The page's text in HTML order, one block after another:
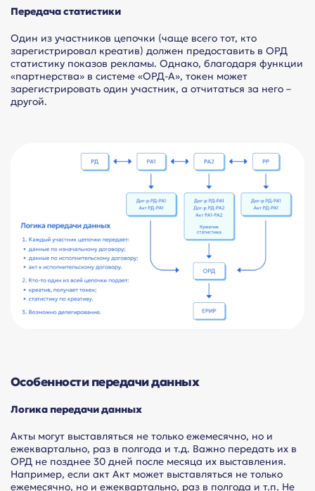
Передача статистики
Один из участников цепочки (чаще всего тот, кто
зарегистрировал креатив) должен предоставить в ОРД
статистику показов рекламы. Однако, благодаря функции
«партнерства» в системе «ОРД-А», токен может
зарегистрировать один участник, а отчитаться за него –
другой.
Особенности передачи данных
Логика передачи данных
Акты могут выставляться не только ежемесячно, но и
ежеквартально, раз в полгода и т.д. Важно передать их в
ОРД не позднее 30 дней после месяца их выставления.
Например, если акт Акт может выставляться не только
ежемесячно, но и ежеквартально, раз в полгода и т.п. Не